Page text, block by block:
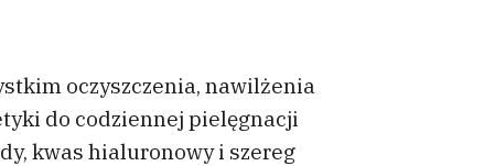
oczyszczenia, nawilżenia
do codziennej pielęgnacji
kwas hialuronowy i szereg